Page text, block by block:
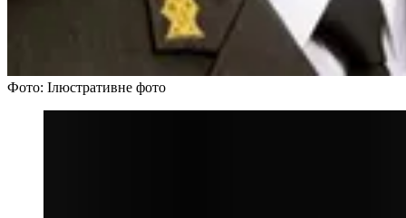
Фото: Ілюстративне фото